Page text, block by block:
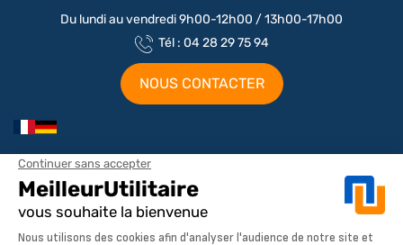
Du lundi au vendredi 9h00-12h00 / 13h00-17h00
Tél : 04 28 29 75 94
NOUS CONTACTER
Aménagements par marque / modèle